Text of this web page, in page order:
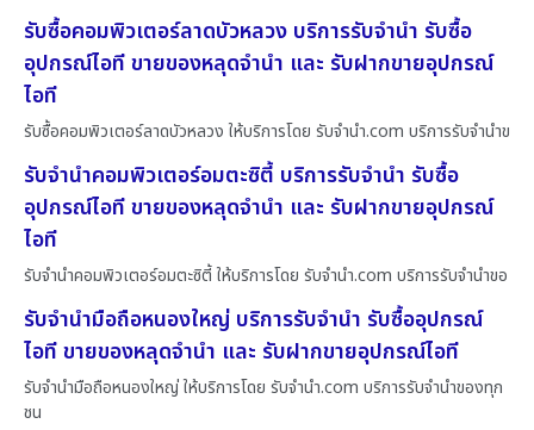
รับซื้อคอมพิวเตอร์ลาดบัวหลวง บริการรับจำนำ รับซื้อ
อุปกรณ์ไอที ขายของหลุดจำนำ และ รับฝากขายอุปกรณ์
ไอที
รับซื้อคอมพิวเตอร์ลาดบัวหลวง ให้บริการโดย รับจํานํา.com บริการรับจำนำข
รับจำนำคอมพิวเตอร์อมตะซิตี้ บริการรับจำนำ รับซื้อ
อุปกรณ์ไอที ขายของหลุดจำนำ และ รับฝากขายอุปกรณ์
ไอที
รับจำนำคอมพิวเตอร์อมตะซิตี้ ให้บริการโดย รับจํานํา.com บริการรับจำนำขอ
รับจำนำมือถือหนองใหญ่ บริการรับจำนำ รับซื้ออุปกรณ์
ไอที ขายของหลุดจำนำ และ รับฝากขายอุปกรณ์ไอที
รับจำนำมือถือหนองใหญ่ ให้บริการโดย รับจํานํา.com บริการรับจำนำของทุก
ชน